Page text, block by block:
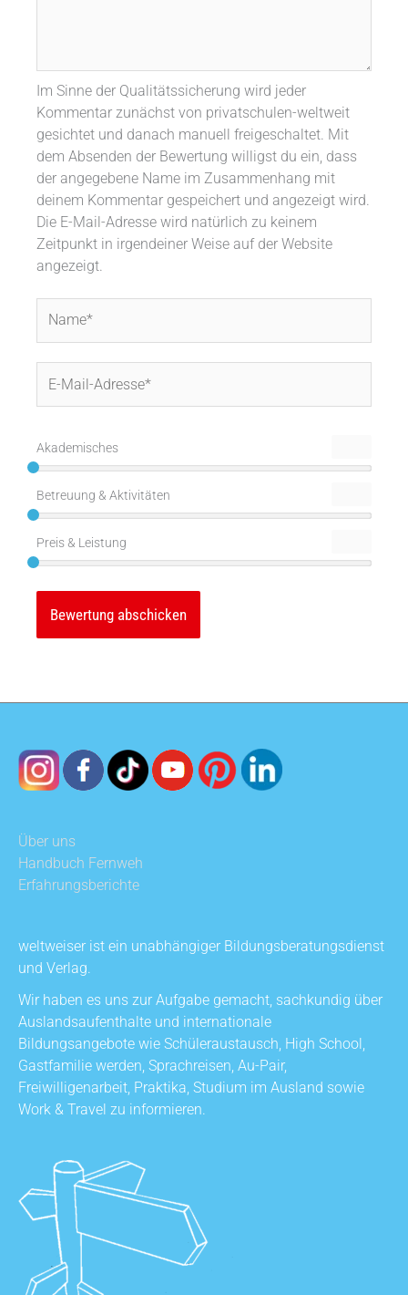
Im Sinne der Qualitätssicherung wird jeder
Kommentar zunächst von privatschulen-weltweit
gesichtet und danach manuell freigeschaltet. Mit
dem Absenden der Bewertung willigst du ein, dass
der angegebene Name im Zusammenhang mit
deinem Kommentar gespeichert und angezeigt wird.
Die E-Mail-Adresse wird natürlich zu keinem
Zeitpunkt in irgendeiner Weise auf der Website
angezeigt.
Mail-
Akademisches
Betreuung & Aktivitäten
Preis & Leistung
Über uns
Handbuch Fernweh
Erfahrungsberichte
weltweiser ist ein unabhängiger Bildungsberatungsdienst
und Verlag.
Wir haben es uns zur Aufgabe gemacht, sachkundig über
Auslandsaufenthalte und internationale
Bildungsangebote wie Schüleraustausch, High School,
Gastfamilie werden, Sprachreisen, Au-Pair,
Freiwilligenarbeit, Praktika, Studium im Ausland sowie
Work & Travel zu informieren.